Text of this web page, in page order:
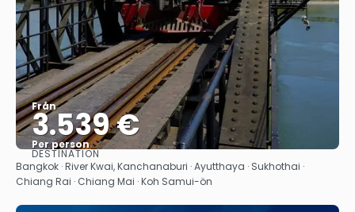
Från
3.539 €
Per person
Se
DESTINATION
Bangkok · River Kwai, Kanchanaburi · Ayutthaya · Sukhothai ·
Chiang Rai · Chiang Mai · Koh Samui-ön